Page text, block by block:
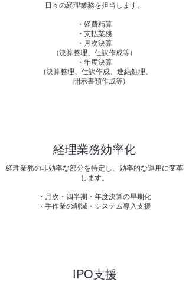
​日々の経理業務を担当します。
・経費精算
・支払業務
・月次決算
(決算整理、仕訳作成等)
・年度決算
(決算整理、仕訳作成、連結処理、
開示書類作成等)
​経理業務効率化
経理業務の非効率な部分を特定し、効率的な運用に変革
します。
・月次・四半期・年度決算の早期化
​・手作業の削減・システム導入支援
​IPO支援